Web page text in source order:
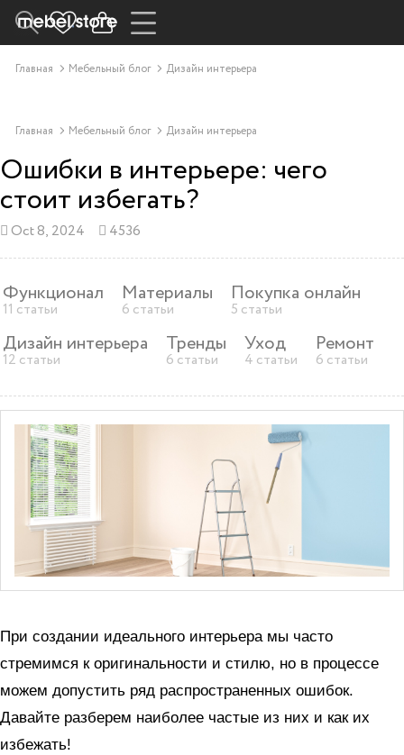
Главная Мебельный блог Дизайн интерьера
Главная Мебельный блог Дизайн интерьера
Ошибки в интерьере: чего
стоит избегать?
Oct 8, 2024 4536
Функционал
11 статьи
Материалы
6 статьи
Покупка онлайн
5 статьи
Дизайн интерьера
12 статьи
Тренды
6 статьи
Уход
4 статьи
Ремонт
6 статьи
При создании идеального интерьера мы часто
стремимся к оригинальности и стилю, но в процессе
можем допустить ряд распространенных ошибок.
Давайте разберем наиболее частые из них и как их
избежать!